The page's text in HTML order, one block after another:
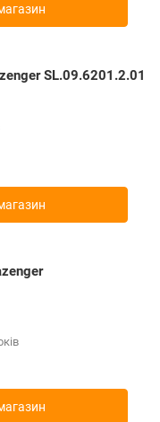
SL.09.6201.2.01